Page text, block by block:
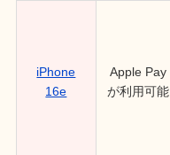
iPhone
16e
Apple Pay
が利用可能